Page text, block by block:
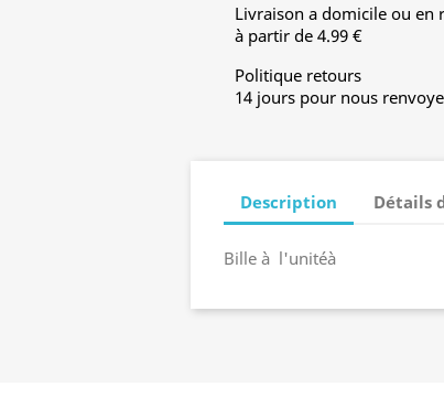
Livraison a domicile ou en
à partir de 4.99 €
Politique retours
14 jours pour nous
Description Détails
Bille à l'unitéà